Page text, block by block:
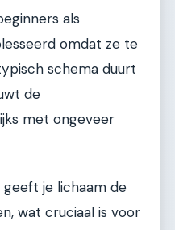
als
omdat ze te
schema duurt
de
met ongeveer
geeft je lichaam de
wat cruciaal is voor